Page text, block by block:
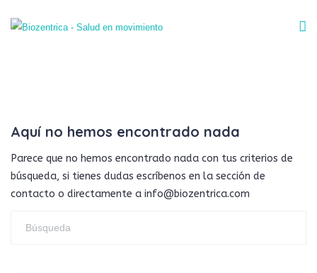
Aquí no hemos encontrado nada
Parece que no hemos encontrado nada con tus criterios de
búsqueda, si tienes dudas escríbenos en la sección de
contacto o directamente a info@biozentrica.com